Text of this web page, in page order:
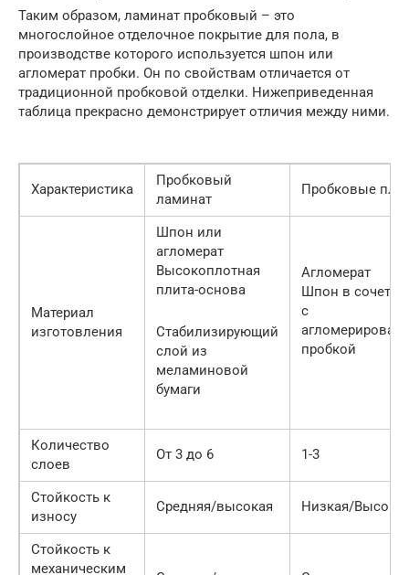
Таким образом, ламинат пробковый – это
многослойное отделочное покрытие для пола, в
производстве которого используется шпон или
агломерат пробки. Он по свойствам отличается от
традиционной пробковой отделки. Нижеприведенная
таблица прекрасно демонстрирует отличия между ними.
Характеристика
Пробковый
ламинат
Пробковые
Материал
изготовления
Шпон или
агломерат
Высокоплотная
плита-основа
Стабилизирующий
слой из
меламиновой
бумаги
Агломерат
Шпон в
с
пробкой
Количество
слоев
От 3 до 6 1-3
Стойкость к
износу
Средняя/высокая Низкая/
Стойкость к
механическим